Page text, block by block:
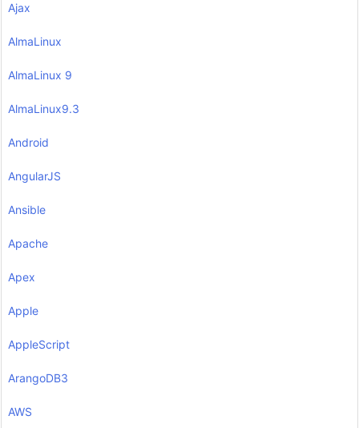
Ajax
AlmaLinux
AlmaLinux 9
AlmaLinux9.3
Android
AngularJS
Ansible
Apache
Apex
Apple
AppleScript
ArangoDB3
AWS